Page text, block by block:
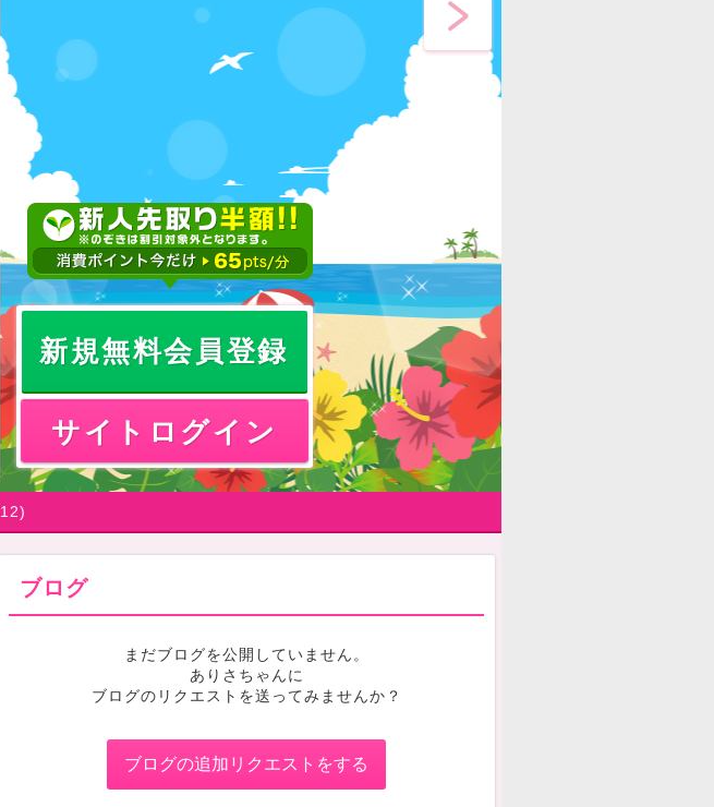
新規無料会員登録
サイトログイン
12)
ブログ
まだブログを公開していません。
ありさちゃんに
ブログのリクエストを送ってみませんか？
ブログの追加リクエストをする